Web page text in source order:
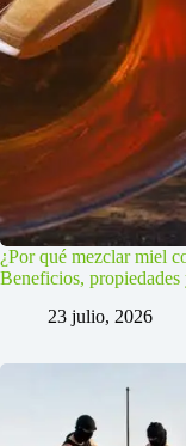
¿Por qué mezclar miel
Beneficios,
23 julio, 2026